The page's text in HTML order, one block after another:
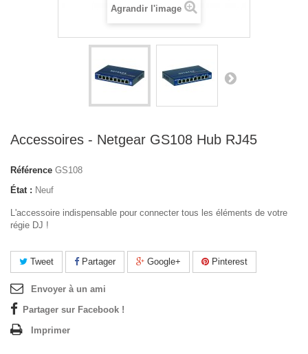
Agrandir l'image
Accessoires - Netgear GS108 Hub RJ45
Référence GS108
État : Neuf
L'accessoire indispensable pour connecter tous les éléments de votre
régie DJ !
Tweet Partager Google+ Pinterest
Envoyer à un ami
Partager sur Facebook !
Imprimer